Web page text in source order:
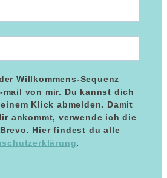
Willkommens-Sequenz
mail von mir. Du kannst dich
Klick abmelden. Damit
ankommt, verwende ich die
Hier findest du alle
.
Kundenbewertungen und Erfahrungen zu